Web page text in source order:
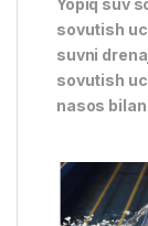
Yopiq suv
sovutish
suvni
sovutish
nasos